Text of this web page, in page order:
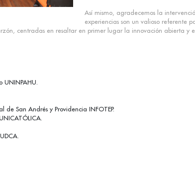
Así mismo, agradecemos la
experiencias son un valioso referente
centradas en resaltar en primer lugar la innovación abierta
San Andrés y Providencia INFOTEP.